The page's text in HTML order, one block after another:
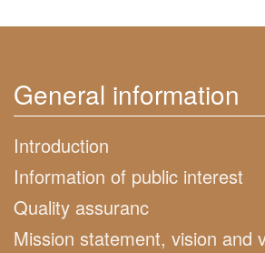
General information
Introduction
Information of public interest
Quality assuranc
Mission statement, vision and